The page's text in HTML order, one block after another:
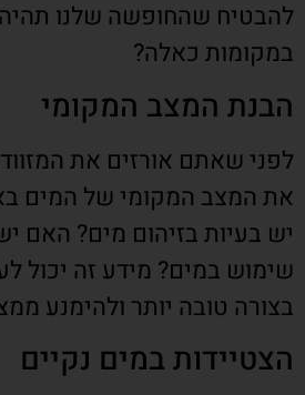
להבטיח שהחופשה שלנו
במקומות כאלה?
הבנת המצב המקומי
לפני שאתם אורזים את
את המצב המקומי של המים
יש בעיות בזיהום מים? האם
שימוש במים? מידע זה יכול
בצורה טובה יותר ולהימנע
הצטיידות במים נקיים